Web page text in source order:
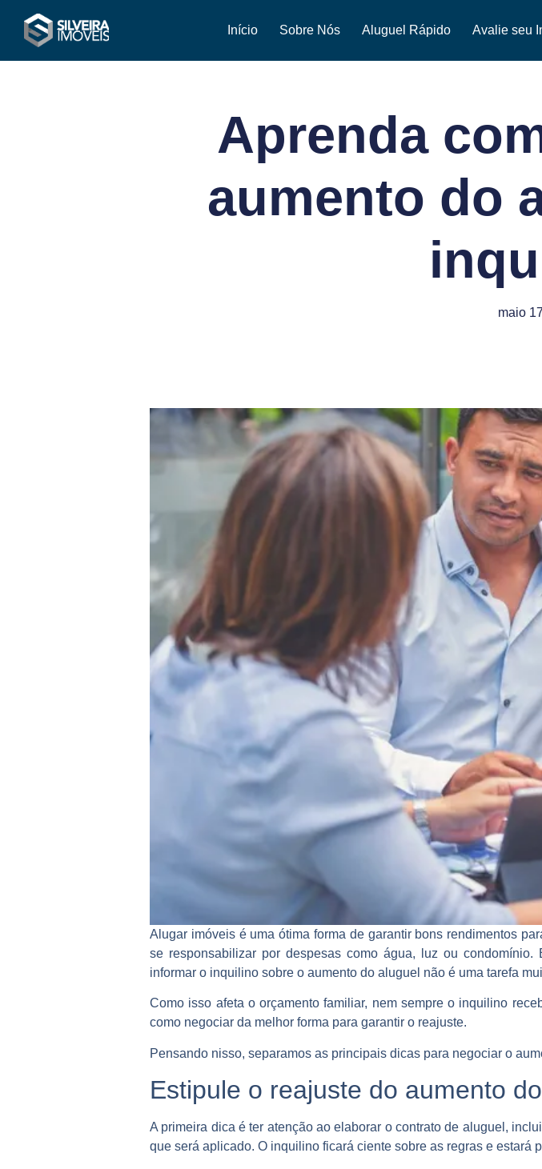
Início Sobre Nós Aluguel Rápido Avalie seu
Aprenda
aumento do
maio
Alugar imóveis é uma ótima forma de garantir bons rendimentos
se responsabilizar por despesas como água, luz ou
informar o inquilino sobre o aumento do aluguel não é uma tarefa
Como isso afeta o orçamento familiar, nem sempre o inquilino
como negociar da melhor forma para garantir o reajuste.
Pensando nisso, separamos as principais dicas para negociar o
Estipule o reajuste do aumento
A primeira dica é ter atenção ao elaborar o contrato de aluguel,
que será aplicado. O inquilino ficará ciente sobre as regras e estará